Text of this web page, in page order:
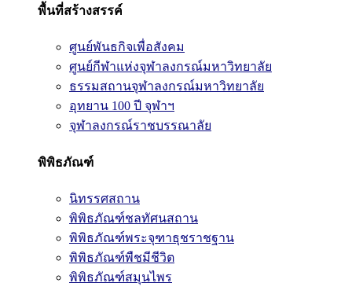
พื้นที่สร้างสรรค์
ศูนย์พันธกิจเพื่อสังคม
ศูนย์กีฬาแห่งจุฬาลงกรณ์มหาวิทยาลัย
ธรรมสถานจุฬาลงกรณ์มหาวิทยาลัย
อุทยาน 100 ปี จุฬาฯ
จุฬาลงกรณ์ราชบรรณาลัย
พิพิธภัณฑ์
นิทรรศสถาน
พิพิธภัณฑ์ชลทัศนสถาน
พิพิธภัณฑ์พระจุฑาธุชราชฐาน
พิพิธภัณฑ์พืชมีชีวิต
พิพิธภัณฑ์สมุนไพร